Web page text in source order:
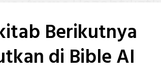
Berikutnya
di Bible AI